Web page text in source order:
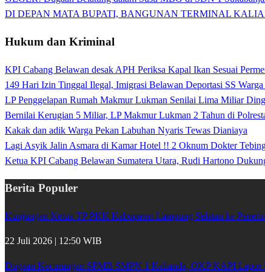
DI DEPAN MATA BUPATI, BANGUNAN TERMINAL
Hukum dan Kriminal
KPI Cabang Belawan desak APH Periksa Kapal Ikan Sesuai
149 Hari Izin Tinggal Ilegal, Imigrasi Belawan Deportasi SS
LP Penggelapan Rumah Makmur Lukman Senilai Lima Miliar
Bernilai Kerugian 5 Miliar, LP Makmur Lukman 2 Tahun di
Kakak dan adik Warga Pekan Labuhan Nyaris Tewas Dianiaya
Lagi Asyik Jalin Asmara di Kamar Hotel !! 2 Oknum Dokter
Ketua KPI Cabang Belawan Sumatera Utara, Rudi Hartono
Berita Populer
Kunjungan Ketua TP PKK Kabupaten Lampung Selatan ke
22 Juli 2026 | 12:50 WIB
Dugaan Kecurangan SPMB SMPN 1 Kalianda, OKP KAPI Lapor